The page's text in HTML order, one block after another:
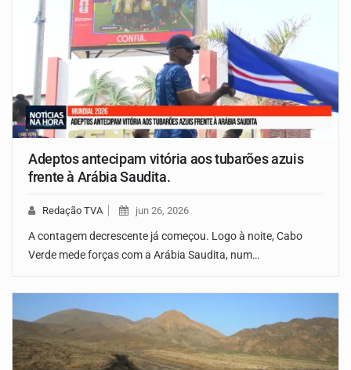
Adeptos antecipam vitória aos tubarões azuis
frente à Arábia Saudita.
Redação TVA jun 26, 2026
A contagem decrescente já começou. Logo à noite, Cabo
Verde mede forças com a Arábia Saudita, num…